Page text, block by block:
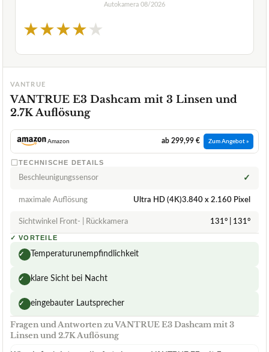
Autokamera 08/2026
★★★★★
VANTRUE
VANTRUE E3 Dashcam mit 3 Linsen und
2.7K Auflösung
Amazon ab 299,99 € Zum Angebot »
TECHNISCHE DETAILS
Beschleunigungssensor ✓
maximale Auflösung Ultra HD (4K)3.840 x 2.160 Pixel
Sichtwinkel Front- | Rückkamera 131° | 131°
✓ VORTEILE
✓ Temperaturunempfindlichkeit
✓ klare Sicht bei Nacht
✓ eingebauter Lautsprecher
Fragen und Antworten zu VANTRUE E3 Dashcam mit 3
Linsen und 2.7K Auflösung